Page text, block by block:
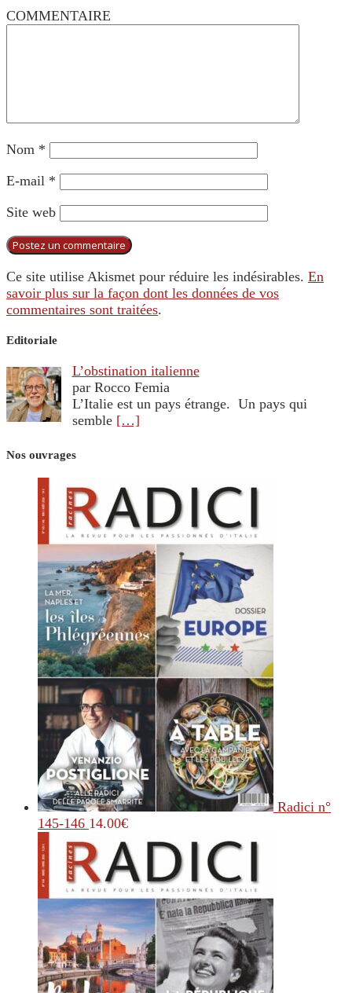
COMMENTAIRE
Nom *
E-mail *
Site web
Ce site utilise Akismet pour réduire les indésirables. En
savoir plus sur la façon dont les données de vos
commentaires sont traitées.
Editoriale
L’obstination italienne
par Rocco Femia
L’Italie est un pays étrange. Un pays qui
semble […]
Nos ouvrages
Radici n°
145-146 14.00€